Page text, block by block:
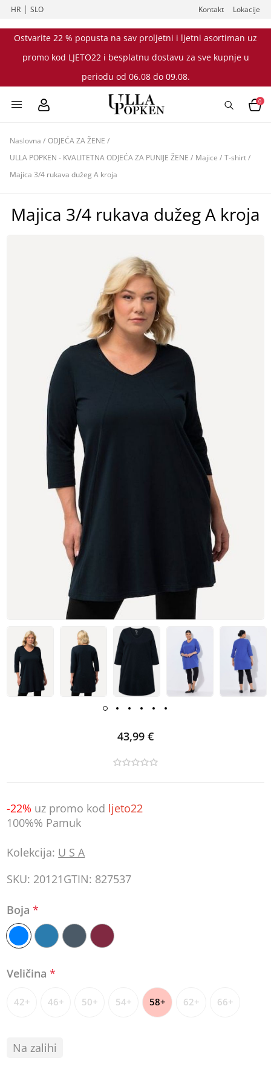
HR |SLO Kontakt Lokacije
Ostvarite 22 % popusta na sav proljetni i ljetni asortiman uz
promo kod LJETO22 i besplatnu dostavu za sve kupnje u
periodu od 06.08 do 09.08.
0
Naslovna / ODJEĆA ZA ŽENE /
ULLA POPKEN - KVALITETNA ODJEĆA ZA PUNIJE ŽENE / Majice / T-shirt/
Majica 3/4 rukava dužeg A kroja
Majica 3/4 rukava dužeg A kroja
43,99 €
-22% uz promo kod ljeto22
100%% Pamuk
Kolekcija: U S A
SKU: 20121GTIN: 827537
Boja*
Veličina*
42+ 46+ 50+ 54+ 58+ 62+ 66+
Na zalihi